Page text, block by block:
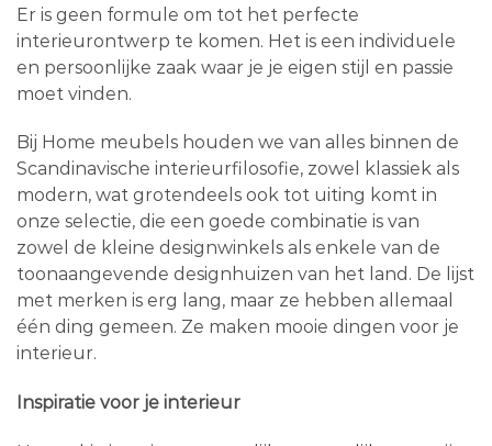
Er is geen formule om tot het perfecte
interieurontwerp te komen. Het is een individuele
en persoonlijke zaak waar je je eigen stijl en passie
moet vinden.
Bij Home meubels houden we van alles binnen de
Scandinavische interieurfilosofie, zowel klassiek als
modern, wat grotendeels ook tot uiting komt in
onze selectie, die een goede combinatie is van
zowel de kleine designwinkels als enkele van de
toonaangevende designhuizen van het land. De lijst
met merken is erg lang, maar ze hebben allemaal
één ding gemeen. Ze maken mooie dingen voor je
interieur.
Inspiratie voor je interieur